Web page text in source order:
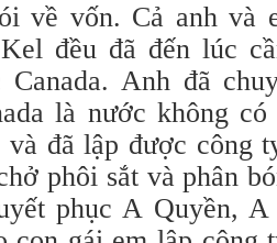
về vốn. Cả anh và
đều đã đến lúc
Canada. Anh đã
là nước không
và đã lập được công
phôi sắt và phân
phục A Quyền,